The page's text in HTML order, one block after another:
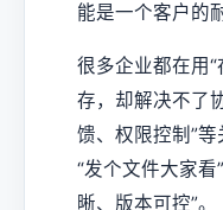
能是一个客户的
很多企业都在用
存，却解决不了
馈、权限控制”
“发个文件大家看
晰、版本可控”。